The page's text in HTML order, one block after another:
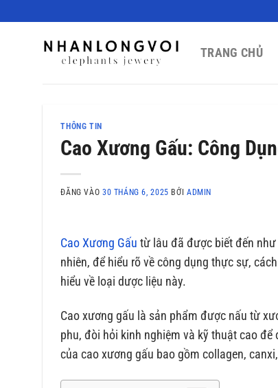
TRANG CHỦ
THÔNG TIN
Cao Xương Gấu: Công
ĐĂNG VÀO 30 THÁNG 6, 2025 BỞI ADMIN
Cao Xương Gấu từ lâu đã được biết đến
nhiên, để hiểu rõ về công dụng thực sự,
hiểu về loại dược liệu này.
Cao xương gấu là sản phẩm được nấu từ
phu, đòi hỏi kinh nghiệm và kỹ thuật cao
của cao xương gấu bao gồm collagen,